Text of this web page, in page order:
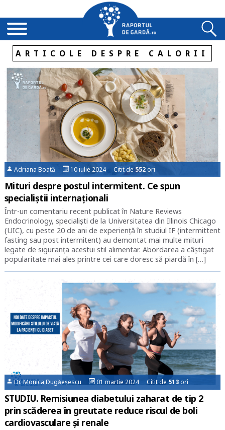
ARTICOLE DESPRE CALORII
Adriana Boată 10 iulie 2024 Citit de 552ori
Mituri despre postul intermitent. Ce spun
specialiștii internaționali
Într-un comentariu recent publicat în Nature Reviews
Endocrinology, specialiști de la Universitatea din Illinois Chicago
(UIC), cu peste 20 de ani de experiență în studiul IF (intermittent
fasting sau post intermitent) au demontat mai multe mituri
legate de siguranța acestui stil alimentar. Abordarea a câștigat
popularitate mai ales printre cei care doresc să piardă în […]
Dr. Monica Dugăeșescu 01 martie 2024 Citit de513ori
STUDIU. Remisiunea diabetului zaharat de tip 2
prin scăderea în greutate reduce riscul de boli
cardiovasculare și renale